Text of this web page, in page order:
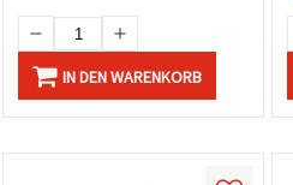
IN DEN WARENKORB